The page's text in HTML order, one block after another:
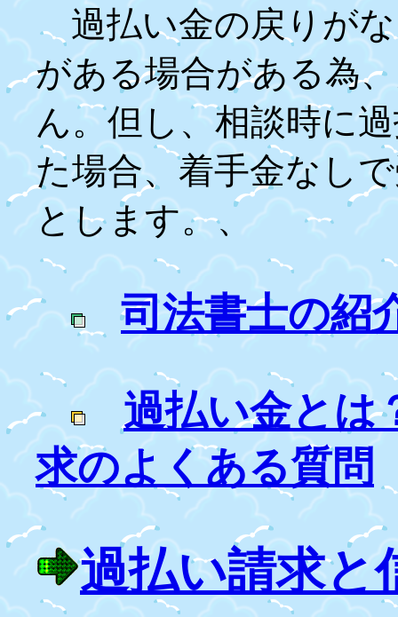
過払い金の戻りがな
がある場合がある為
ん。但し、相談時に
た場合、着手金なし
とします。、
司法書士の紹
過払い金とは
求のよくある質問
過払い請求と